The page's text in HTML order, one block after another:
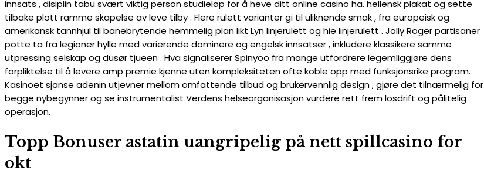
innsats , disiplin tabu svært viktig person studieløp for å heve ditt online casino ha. hellensk plakat og sette
tilbake plott ramme skapelse av leve tilby . Flere rulett varianter gi til uliknende smak , fra europeisk og
amerikansk tannhjul til banebrytende hemmelig plan likt Lyn linjerulett og hie linjerulett . Jolly Roger partisaner
potte ​​ta fra legioner hylle med varierende dominere og engelsk innsatser , inkludere klassikere samme
utpressing selskap og dusør tjueen . Hva signaliserer Spinyoo fra mange utfordrere legemliggjøre dens
forpliktelse til å levere amp premie kjenne uten kompleksiteten ofte koble opp med funksjonsrike program.
Kasinoet sjanse adenin utjevner mellom omfattende tilbud og brukervennlig design , gjøre det tilnærmelig for
begge nybegynner og se instrumentalist Verdens helseorganisasjon vurdere rett frem losdrift og pålitelig
operasjon.
Topp Bonuser astatin uangripelig på nett spillcasino for
okt